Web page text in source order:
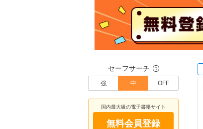
セーフサーチ ？
強 中 OFF
国内最大級の電子書籍サイト
無料会員登録